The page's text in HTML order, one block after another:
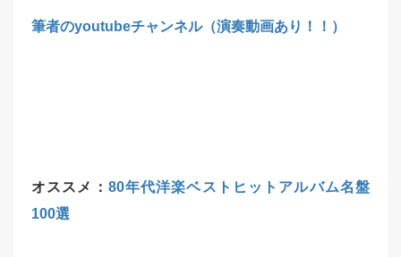
筆者のyoutubeチャンネル（演奏動画あり！！）
オススメ： 80年代洋楽ベストヒットアルバム名盤
100選